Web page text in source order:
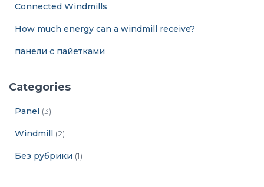
Connected Windmills
How much energy can a windmill receive?
панели с пайетками
Categories
Panel (3)
Windmill (2)
Без рубрики (1)